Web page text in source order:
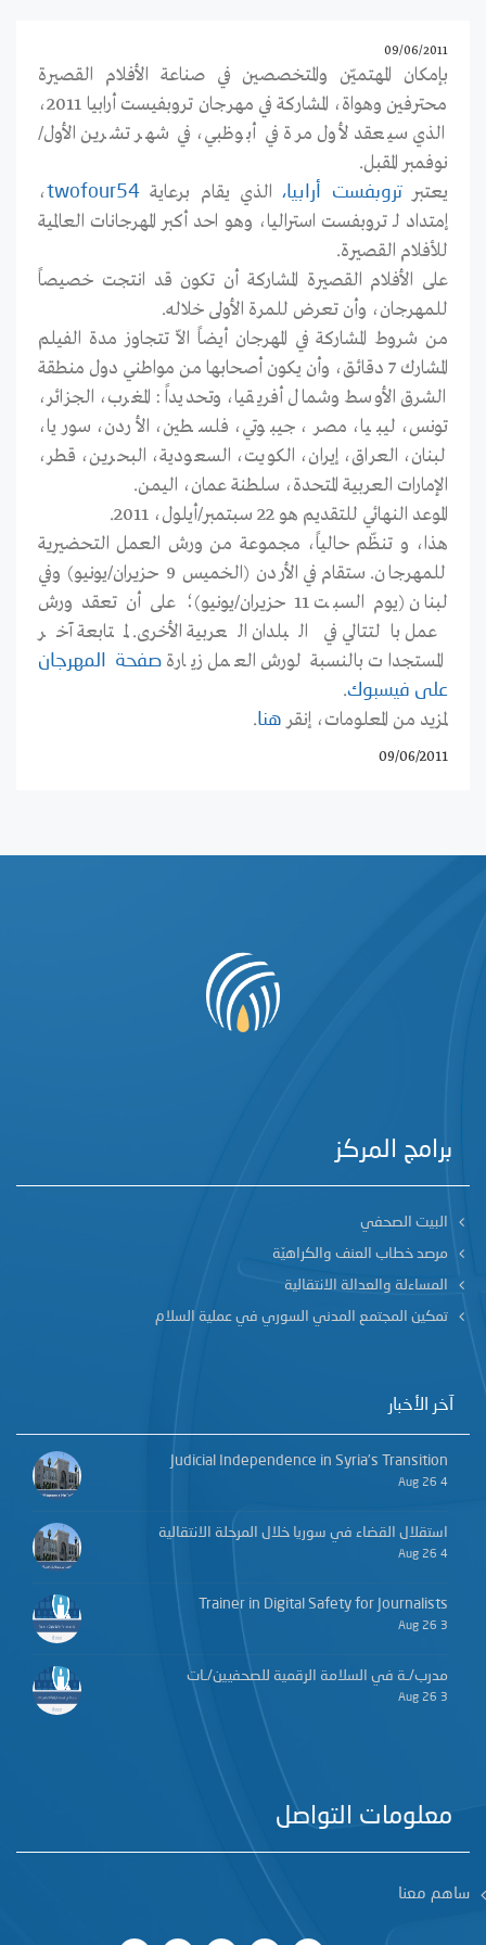
09/06/2011
بإمكان المهتميّن والمتخصصين في صناعة الأفلام القصيرة
محترفين وهواة، المشاركة في مهرجان تروبفيست أرابيا 2011،
الذي سيعقد لأول مرة في أبوظبي، في شهر تشرين الأول/
نوفمبر المقبل.
يعتبرتروبفست أرابيا،الذي يقام برعاية twofour54،
إمتداد لـ تروبفست استراليا، وهو احد أكبر المهرجانات العالمية
للأفلام القصيرة.
على الأفلام القصيرة المشاركة أن تكون قد انتجت خصيصاً
للمهرجان، وأن تعرض للمرة الأولى خلاله.
من شروط المشاركة في المهرجان أيضاً الاّ تتجاوز مدة الفيلم
المشارك 7 دقائق، وأن يكون أصحابها من مواطني دول منطقة
الشرق الأوسط وشمال أفريقيا، وتحديداً : المغرب، الجزائر،
تونس، ليبيا، مصر، جيبوتي، فلسطين، الأردن، سوريا،
لبنان، العراق، إيران، الكويت، السعودية، البحرين، قطر،
الإمارات العربية المتحدة، سلطنة عمان، اليمن.
الموعد النهائي للتقديم هو 22 سبتمبر/أيلول، 2011.
هذا، و تنظّم حالياً، مجموعة من ورش العمل التحضيرية
للمهرجان. ستقام في الأردن (الخميس 9 حزيران/يونيو) وفي
لبنان (يوم السبت 11 حزيران/يونيو)؛ على أن تعقد ورش
عمل بالتتالي في البلدان العربية الأخرى. لمتابعة آخر
المستجدات بالنسبة لورش العمل زيارة صفحة المهرجان
على فيسبوك.
لمزيد من المعلومات، إنقر هنا.
09/06/2011
برامج المركز
البيت الصحفي
مرصد خطاب العنف والكراهيّة
المساءلة والعدالة الانتقالية
تمكين المجتمع المدني السوري في عملية السلام
آخر الأخبار
Judicial Independence in Syria’s Transition
4 Aug 26
استقلال القضاء في سوريا خلال المرحلة الانتقالية
4 Aug 26
Trainer in Digital Safety for Journalists
3 Aug 26
مدرب/ـة في السلامة الرقمية للصحفيين/ـات
3 Aug 26
معلومات التواصل
ساهم معنا